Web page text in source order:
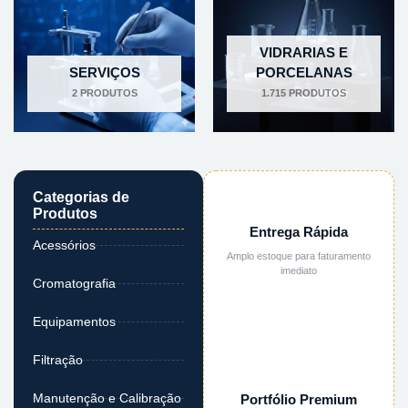
Categorias de
Produtos
Acessórios
Cromatografia
Equipamentos
Filtração
Manutenção e Calibração
Entrega Rápida
Amplo estoque para faturamento
imediato
Portfólio Premium
SERVIÇOS
2 PRODUTOS
VIDRARIAS E
PORCELANAS
1.715 PRODUTOS